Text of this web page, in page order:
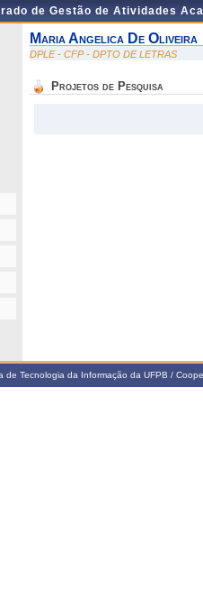
de Gestão de Atividades
Maria Angelica De Oliveira
DPLE - CFP - DPTO DE LETRAS
Projetos de Pesquisa
de Tecnologia da Informação da UFPB /